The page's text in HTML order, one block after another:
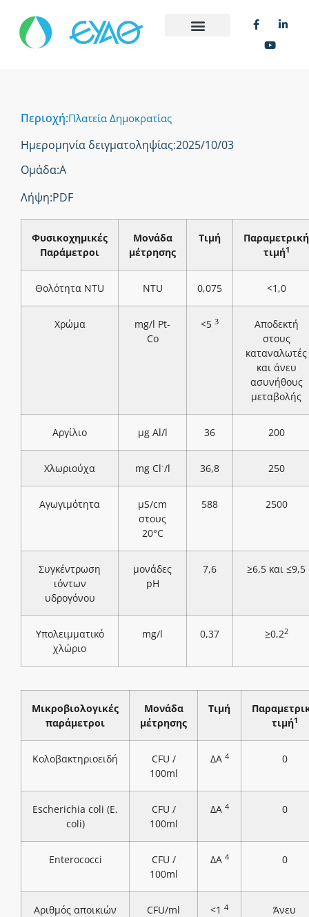
Περιοχή:Πλατεία Δημοκρατίας
Ημερομηνία δειγματοληψίας:2025/10/03
Ομάδα:Α
Λήψη:PDF
Φυσικοχημικές
Παράμετροι
Μονάδα
μέτρησης
Τιμή
Παραμετρική
τιμή1
Θολότητα NTU NTU 0,075 <1,0
Χρώμα
mg/l Pt-
Co
<5 3
Αποδεκτή
στους
καταναλωτές
και άνευ
ασυνήθους
μεταβολής
Αργίλιο μg Al/l 36 200
Χλωριούχα mg Cl-/l 36,8 250
Αγωγιμότητα
μS/cm
στους
20°C
588 2500
Συγκέντρωση
ιόντων
υδρογόνου
μονάδες
pH
7,6 ≥6,5 και ≤9,5
Υπολειμματικό
χλώριο
mg/l 0,37 ≥0,22
Μικροβιολογικές
παράμετροι
Μονάδα
μέτρησης
Τιμή
τιμή1
Κολοβακτηριοειδή
CFU /
100ml
ΔΑ 4 0
Escherichia coli (E.
coli)
CFU /
100ml
ΔΑ 4 0
Enterococci
CFU /
100ml
ΔΑ 4 0
Αριθμός αποικιών
CFU/ml <1 4
Άνευ